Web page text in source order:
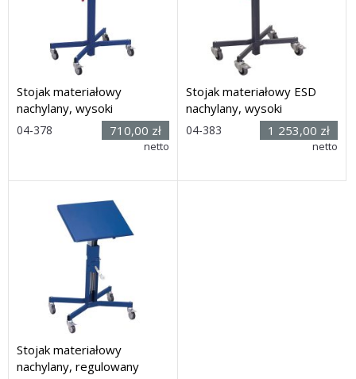
Krzesła i taborety
Stojak materiałowy
nachylany, wysoki
04-378 710,00 zł
netto
Dostawa: 14 dni
Stojak materiałowy ESD
nachylany, wysoki
04-383 1 253,00 zł
netto
Stojak materiałowy
nachylany, regulowany